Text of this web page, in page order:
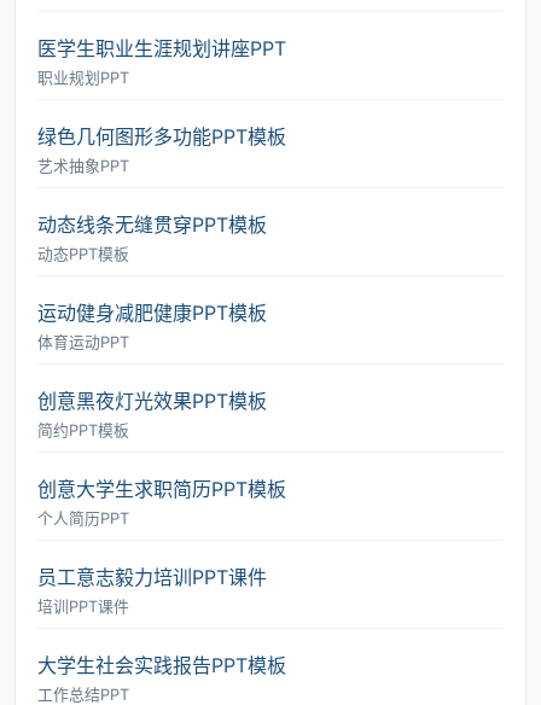
医学生职业生涯规划讲座PPT
职业规划PPT
绿色几何图形多功能PPT模板
艺术抽象PPT
动态线条无缝贯穿PPT模板
动态PPT模板
运动健身减肥健康PPT模板
体育运动PPT
创意黑夜灯光效果PPT模板
简约PPT模板
创意大学生求职简历PPT模板
个人简历PPT
员工意志毅力培训PPT课件
培训PPT课件
大学生社会实践报告PPT模板
工作总结PPT